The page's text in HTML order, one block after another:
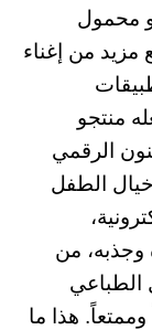
محمول
من إغناء
منتجو
الرقمي
الطفل
وجذبه، من
الطباعي
هذا ما